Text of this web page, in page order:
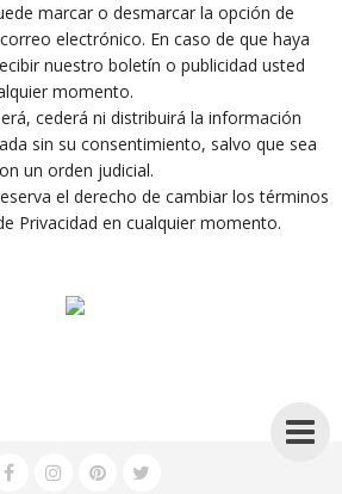
marcar o desmarcar la opción de
electrónico. En caso de que haya
nuestro boletín o publicidad usted
momento.
cederá ni distribuirá la información
sin su consentimiento, salvo que sea
un orden judicial.
el derecho de cambiar los términos
Privacidad en cualquier momento.